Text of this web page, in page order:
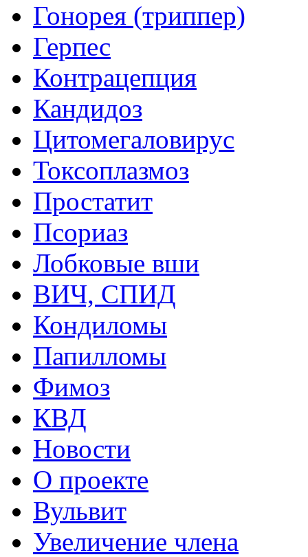
Гонорея (триппер)
Герпес
Контрацепция
Кандидоз
Цитомегаловирус
Токсоплазмоз
Простатит
Псориаз
Лобковые вши
ВИЧ, СПИД
Кондиломы
Папилломы
Фимоз
КВД
Новости
О проекте
Вульвит
Увеличение члена